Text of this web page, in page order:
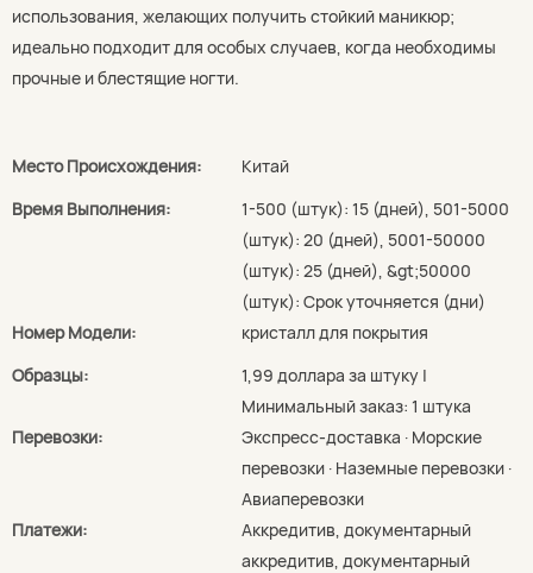
использования, желающих получить стойкий маникюр;
идеально подходит для особых случаев, когда необходимы
прочные и блестящие ногти.
Место Происхождения:
Китай
Время Выполнения:
1-500 (штук): 15 (дней), 501-5000
(штук): 20 (дней), 5001-50000
(штук): 25 (дней), &gt;50000
(штук): Срок уточняется (дни)
Номер Модели:
кристалл для покрытия
Образцы:
1,99 доллара за штуку |
Минимальный заказ: 1 штука
Перевозки:
Экспресс-доставка · Морские
перевозки · Наземные перевозки ·
Авиаперевозки
Платежи:
Аккредитив, документарный
аккредитив, документарный